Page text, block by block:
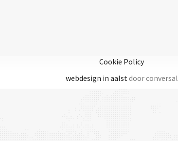
Cookie Policy
webdesign in aalstdoor conversal